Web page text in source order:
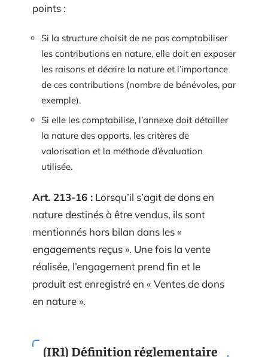
points :
Si la structure choisit de ne pas comptabiliser
les contributions en nature, elle doit en exposer
les raisons et décrire la nature et l’importance
de ces contributions (nombre de bénévoles, par
exemple).
Si elle les comptabilise, l’annexe doit détailler
la nature des apports, les critères de
valorisation et la méthode d’évaluation
utilisée.
Art. 213-16 : Lorsqu’il s’agit de dons en
nature destinés à être vendus, ils sont
mentionnés hors bilan dans les «
engagements reçus ». Une fois la vente
réalisée, l’engagement prend fin et le
produit est enregistré en « Ventes de dons
en nature ».
(IR1) Définition réglementaire